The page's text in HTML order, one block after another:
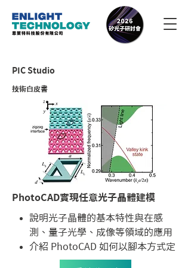
PIC Studio
技術白皮書
PhotoCAD實現任意光子晶體建模
說明光子晶體的基本特性與在感
測、量子光學、成像等領域的應用
介紹 PhotoCAD 如何以腳本方式定
義光子晶體的行列數、間距與單元